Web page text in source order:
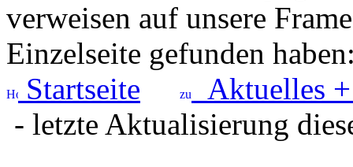
verweisen auf unsere
Einzelseite gefunden
Startseite
Aktuelles
- letzte Aktualisierung